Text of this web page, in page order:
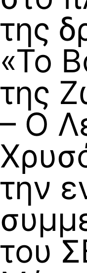
της
«Το
της
– Ο
την
του